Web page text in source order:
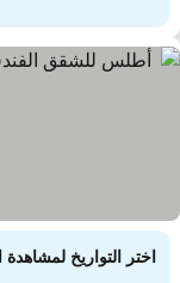
اختر التواريخ لمشاهدة